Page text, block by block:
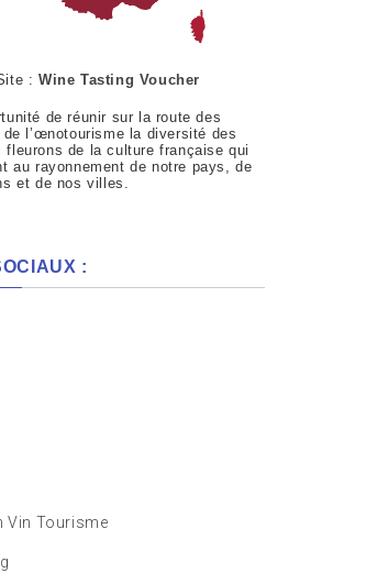
:Wine Tasting Voucher
de réunir sur la route des
l’œnotourisme la diversité des
fleurons de la culture française qui
au rayonnement de notre pays, de
et de nos villes.
:
Vin Tourisme